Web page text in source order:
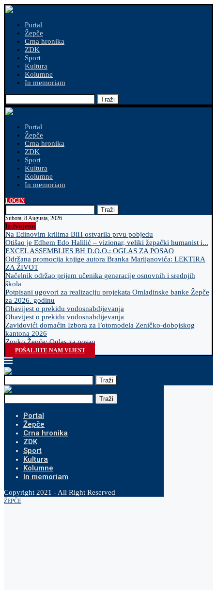
Portal
Žepče
Crna hronika
ZDK
Sport
Kultura
Kolumne
In memoriam
Traži
Portal
Žepče
Crna hronika
ZDK
Sport
Kultura
Kolumne
In memoriam
LOGIN
Traži
Subota, 8 Augusta, 2026
Izdvojeno
Na Edinovim krilima BiH ostvarila prvu pobjedu
Otišao je Edhem Edo Halilić – vizionar, veliki žepački humanist i...
EXCEL ASSEMBLIES BH D.O.O.: OGLAS ZA POSAO
Održana promocija knjige autora Branka Marijanovića: LEKTIRA
ZA ŽIVOT
Načelnik održao prijem učenika generacije osnovnih i srednjih
škola
Potpisani ugovori za realizaciju projekata Omladinske banke Žepče
za 2026. godinu
Obavijest o prekidu vodosnabdijevanja
Obavijest o prekidu vodosnabdijevanja
Zavidovići domaćin Izbora za Fotomodela Zeničko-dobojskog
kantona 2026
Zovko Žepče: Oglas za posao
POŠALJITE NAM VIJEST
Traži
Traži
Portal
Žepče
Crna hronika
ZDK
Sport
Kultura
Kolumne
In memoriam
Copyright 2021 - All Right Reserved
ŽEPČE